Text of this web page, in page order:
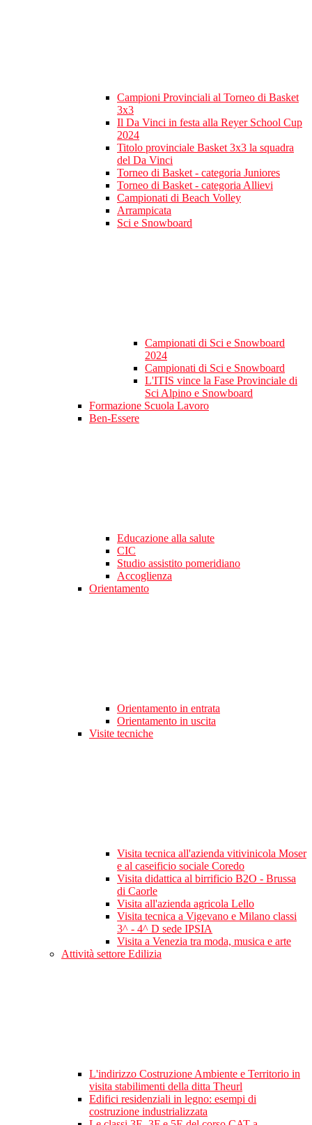
Campioni Provinciali al Torneo di Basket
3x3
Il Da Vinci in festa alla Reyer School Cup
2024
Titolo provinciale Basket 3x3 la squadra
del Da Vinci
Torneo di Basket - categoria Juniores
Torneo di Basket - categoria Allievi
Campionati di Beach Volley
Arrampicata
Sci e Snowboard
Campionati di Sci e Snowboard
2024
Campionati di Sci e Snowboard
L'ITIS vince la Fase Provinciale di
Sci Alpino e Snowboard
Formazione Scuola Lavoro
Ben-Essere
Educazione alla salute
CIC
Studio assistito pomeridiano
Accoglienza
Orientamento
Orientamento in entrata
Orientamento in uscita
Visite tecniche
Visita tecnica all'azienda vitivinicola Moser
e al caseificio sociale Coredo
Visita didattica al birrificio B2O - Brussa
di Caorle
Visita all'azienda agricola Lello
Visita tecnica a Vigevano e Milano classi
3^ - 4^ D sede IPSIA
Visita a Venezia tra moda, musica e arte
Attività settore Edilizia
L'indirizzo Costruzione Ambiente e Territorio in
visita stabilimenti della ditta Theurl
Edifici residenziali in legno: esempi di
costruzione industrializzata